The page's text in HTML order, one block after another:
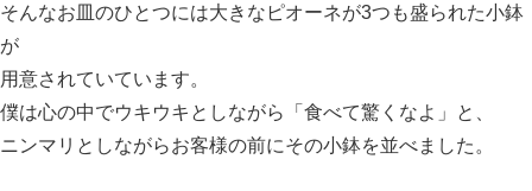
そんなお皿のひとつには大きなピオーネが3つも盛られた小鉢
が
用意されていています。
僕は心の中でウキウキとしながら「食べて驚くなよ」と、
ニンマリとしながらお客様の前にその小鉢を並べました。